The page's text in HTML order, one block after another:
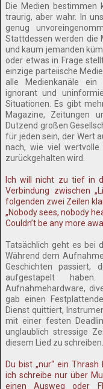
Die Medien bestimmen
traurig, aber wahr. In
genug
Stattdessen werden die
und kaum jemanden
oder etwas in Frage
einzige parteiische
alle Medienkanäle ein
ignorant und
Situationen. Es gibt
Magazine, Zeitungen
Dutzend großen
für jeden sein, der Wert
nach, wie viel wertvolle
zurückgehalten wird.
Ich will nicht zu tief in
Verbindung zwischen
folgenden zwei Zeilen
„Nobody sees, nobody
Couldn’t be any more
Tatsächlich geht es bei
Während dem
Geschichten passiert,
aufgestapelt
Aufnahmehardware,
gab einen
Dienst quittiert,
mit einer festen
unglaublich stressige
diesem Lied zu schreiben.
Du bist „nur“ ein
ich schreibe nur über
einen Ausweg oder